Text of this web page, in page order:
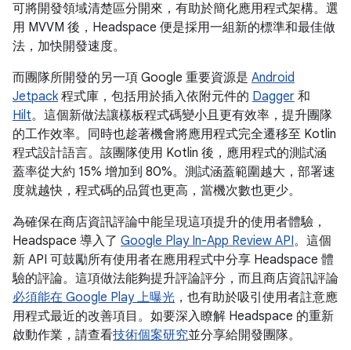
可將開發領域清楚區分開來，有助於簡化應用程式架構。選
用 MVVM 後，Headspace 便是採用一組新的標準和最佳做
法，加快開發速度。
而團隊所開發的另一項 Google 重要資源是 Android
Jetpack程式庫，包括用於插入依附元件的 Dagger 和
Hilt。這個新做法讓樣板程式碼變小且更有效率，提升團隊
的工作效率。同時也趁著機會將應用程式完全遷移至 Kotlin
程式設計語言。該團隊使用 Kotlin 後，應用程式的測試涵
蓋率從大約 15% 增加到 80%。測試涵蓋範圍越大，部署速
度就越快，程式碼的品質也更高，當機次數也更少。
為確保在商店資訊評論中能呈現這項提升的使用者體驗，
Headspace 導入了 Google Play In-App Review API。這個
新 API 可鼓勵所有使用者在應用程式中分享 Headspace 體
驗的評論。這項做法能夠提升評論評分，而且商店資訊評論
必須能在 Google Play 上曝光 ，也有助於吸引使用者註意應
用程式最近的改善項目。如要深入瞭解 Headspace 的重新
啟動作業，請查看技術個案研究並分享給開發團隊。